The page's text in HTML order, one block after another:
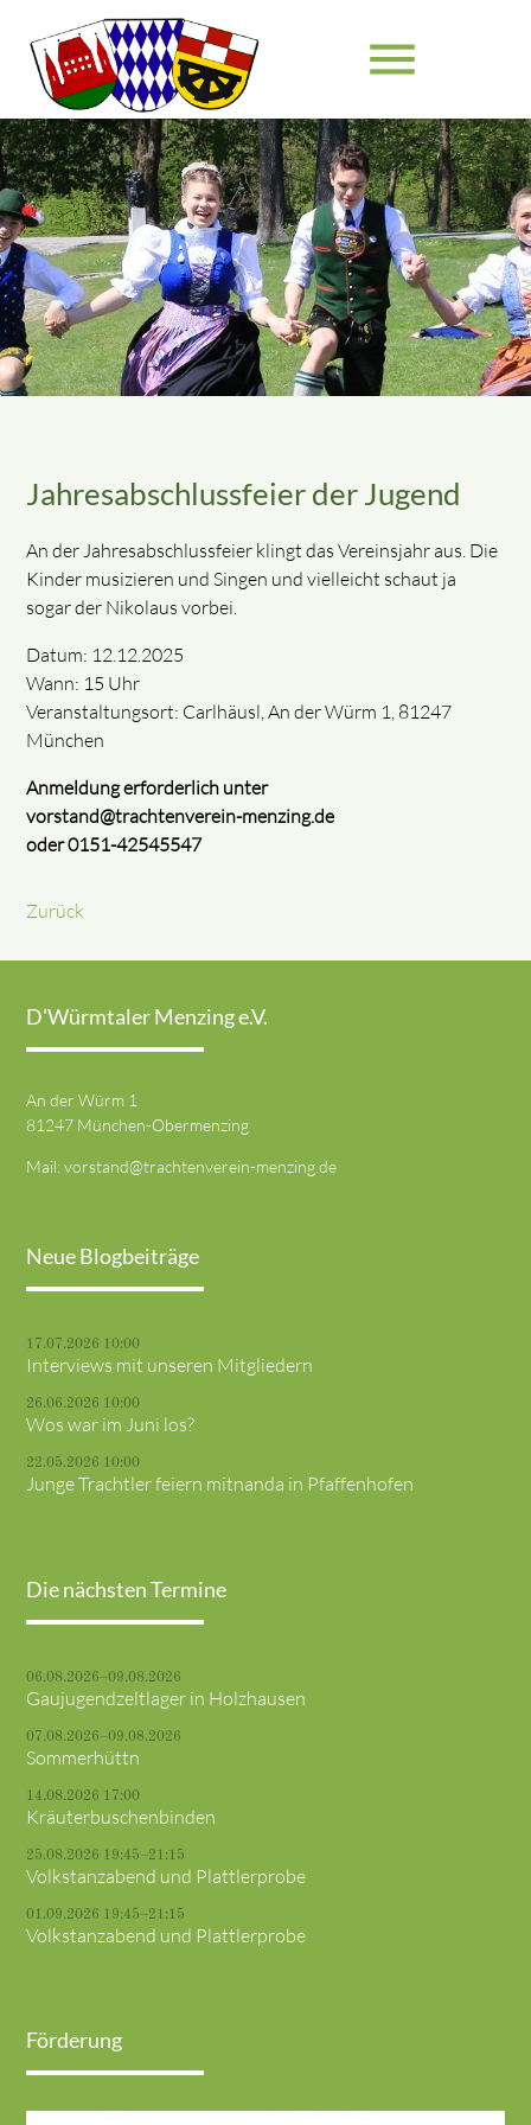
menu
Suchbegriffe SUCHEN
Jahresabschlussfeier der Jugend
An der Jahresabschlussfeier klingt das Vereinsjahr aus. Die
Kinder musizieren und Singen und vielleicht schaut ja
sogar der Nikolaus vorbei.
Datum: 12.12.2025
Wann: 15 Uhr
Veranstaltungsort: Carlhäusl, An der Würm 1, 81247
München
Anmeldung erforderlich unter
vorstand@trachtenverein-menzing.de
oder 0151-42545547
Zurück
D'Würmtaler Menzing e.V.
An der Würm 1
81247 München-Obermenzing
Mail:vorstand@trachtenverein-menzing.de
Neue Blogbeiträge
17.07.2026 10:00
Interviews mit unseren Mitgliedern
26.06.2026 10:00
Wos war im Juni los?
22.05.2026 10:00
Junge Trachtler feiern mitnanda in Pfaffenhofen
Die nächsten Termine
06.08.2026–09.08.2026
Gaujugendzeltlager in Holzhausen
07.08.2026–09.08.2026
Sommerhüttn
14.08.2026 17:00
Kräuterbuschenbinden
25.08.2026 19:45–21:15
Volkstanzabend und Plattlerprobe
01.09.2026 19:45–21:15
Volkstanzabend und Plattlerprobe
Förderung